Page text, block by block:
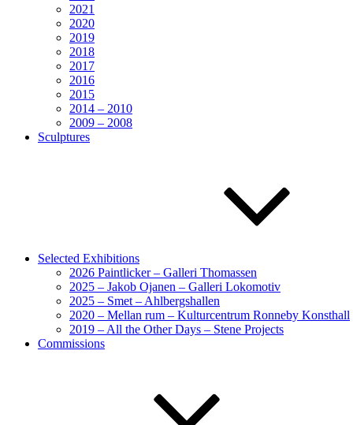
2021
2020
2019
2018
2017
2016
2015
2014 – 2010
2009 – 2008
Sculptures
Selected Exhibitions
2026 Paintlicker – Galleri Thomassen
2025 – Jakob Ojanen – Galleri Lokomotiv
2025 – Smet – Ahlbergshallen
2020 – Mellan rum – Kulturcentrum Ronneby Konsthall
2019 – All the Other Days – Stene Projects
Commissions